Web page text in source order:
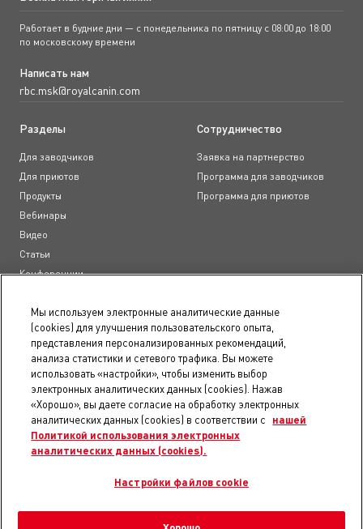
Работает в будние дни — с понедельника по пятницу с 08:00 до 18:00
по московскому времени
Написать нам
rbc.msk@royalcanin.com
Разделы
Для заводчиков
Для приютов
Продукты
Вебинары
Видео
Статьи
Конференции
Сотрудничество
Заявка на партнерство
Программа для заводчиков
Программа для приютов
Документы
Пользовательское соглашение
Положение о конфиденциальности
Правила использования сайта
Доступность
Карта сайта
Уведомление о файлах электронных аналитических данных
Мы используем электронные аналитические данные
(cookies) для улучшения пользовательского опыта,
представления персонализированных рекомендаций,
анализа статистики и сетевого трафика. Вы можете
использовать «настройки», чтобы изменить выбор
электронных аналитических данных (cookies). Нажав
«Хорошо», вы даете согласие на обработку электронных
аналитических данных (cookies) в соответствии с
нашей
Политикой использования электронных
аналитических данных (cookies).
Настройки файлов cookie